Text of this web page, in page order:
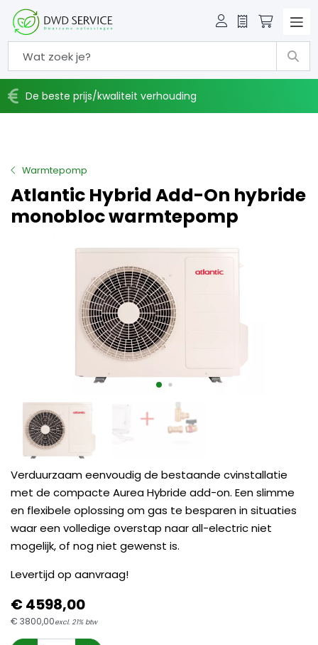
Offerte
De beste prijs/kwaliteit verhouding
Warmtepomp
Atlantic Hybrid Add-On hybride
monobloc warmtepomp
Verduurzaam eenvoudig de bestaande cvinstallatie
met de compacte Aurea Hybride add-on. Een slimme
en flexibele oplossing om gas te besparen in situaties
waar een volledige overstap naar all-electric niet
mogelijk, of nog niet gewenst is.
Levertijd op aanvraag!
€4598,00
€ 3800,00excl. 21% btw